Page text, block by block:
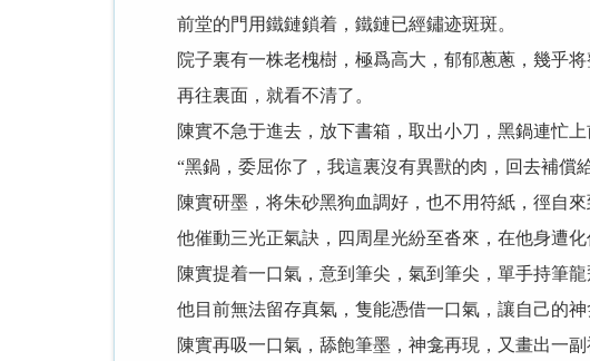
前堂的門用鐵鏈鎖着，鐵鏈已經鏽迹斑斑。
院子裏有一株老槐樹，極爲高大，郁郁蔥蔥，幾乎将
再往裏面，就看不清了。
陳實不急于進去，放下書箱，取出小刀，黑鍋連忙上
“黑鍋，委屈你了，我這裏沒有異獸的肉，回去補償
陳實研墨，将朱砂黑狗血調好，也不用符紙，徑自來
他催動三光正氣訣，四周星光紛至沓來，在他身遭化
陳實提着一口氣，意到筆尖，氣到筆尖，單手持筆龍
他目前無法留存真氣，隻能憑借一口氣，讓自己的神
陳實再吸一口氣，舔飽筆墨，神龛再現，又畫出一副